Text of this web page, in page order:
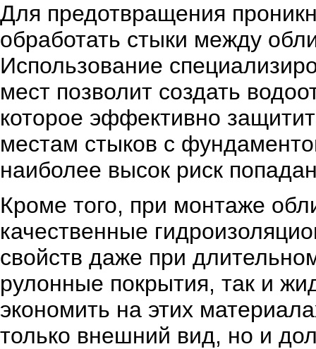
Для предотвращения
обработать стыки между
Использование
мест позволит создать
которое эффективно
местам стыков с
наиболее высок риск
Кроме того, при монтаже
качественные
свойств даже при
рулонные покрытия, так и
экономить на этих
только внешний вид, но и